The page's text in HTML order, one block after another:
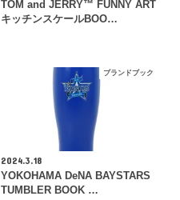
TOM and JERRY™ FUNNY ART
キッチンスケールBOO…
ブランドブック
2024.3.18
YOKOHAMA DeNA BAYSTARS
TUMBLER BOOK …